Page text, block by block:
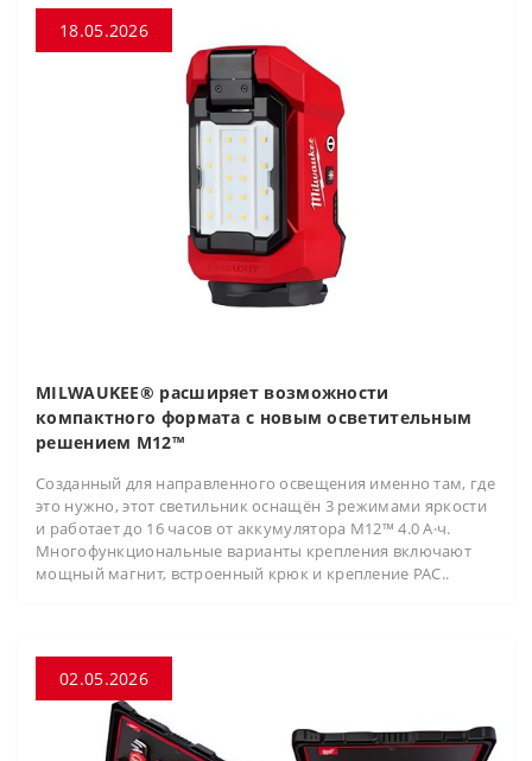
18.05.2026
MILWAUKEE® расширяет возможности
компактного формата с новым осветительным
решением M12™
Созданный для направленного освещения именно там, где
это нужно, этот светильник оснащён 3 режимами яркости
и работает до 16 часов от аккумулятора M12™ 4.0 А·ч.
Многофункциональные варианты крепления включают
мощный магнит, встроенный крюк и крепление PAC..
02.05.2026